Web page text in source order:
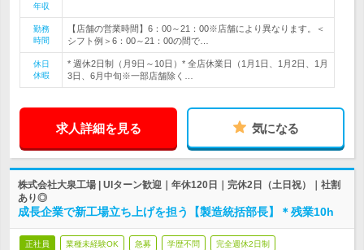
年収
勤務
時間
【店舗の営業時間】6：00～21：00※店舗により異なります。＜
シフト例＞6：00～21：00の間で…
休日
休暇
* 週休2日制（月9日～10日）* 全店休業日（1月1日、1月2日、1月
3日、6月中旬※一部店舗除く…
求人詳細を見る 気になる
株式会社大泉工場 | UIターン歓迎｜年休120日｜完休2日（土日祝）｜社割
あり◎
成長企業で新工場立ち上げを担う【製造統括部長】＊残業10h
正社員 業種未経験OK 急募 学歴不問 完全週休2日制